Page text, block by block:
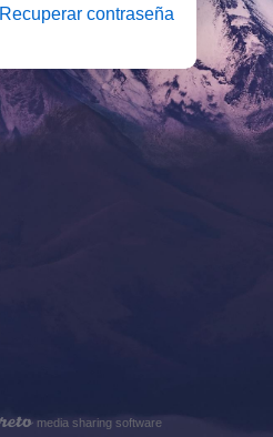
Recuperar contraseña
media sharing software